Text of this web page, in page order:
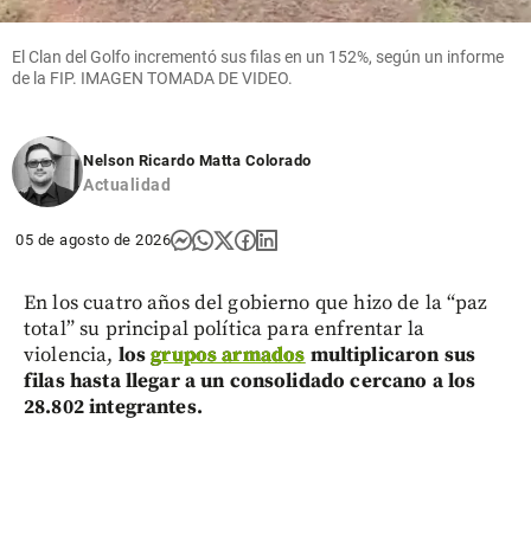
El Clan del Golfo incrementó sus filas en un 152%, según un informe
de la FIP. IMAGEN TOMADA DE VIDEO.
Nelson Ricardo Matta Colorado
Actualidad
05 de agosto de 2026
En los cuatro años del gobierno que hizo de la “paz
total” su principal política para enfrentar la
violencia, losgrupos armados multiplicaron sus
filas hasta llegar a un consolidado cercano a los
28.802 integrantes.